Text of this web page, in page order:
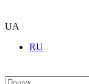
UA
RU